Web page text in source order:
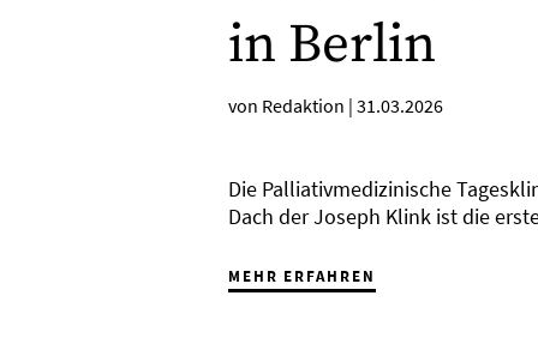
in Berlin
von Redaktion | 31.03.2026
Die Palliativmedizinische
Dach der Joseph Klink ist die
MEHR ERFAHREN